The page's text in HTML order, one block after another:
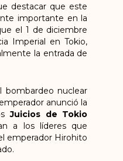
destacar que este
importante en la
el 1 de diciembre
Imperial en Tokio,
la entrada de
bombardeo nuclear
anunció la
Juicios de Tokio
a los líderes que
emperador Hirohito